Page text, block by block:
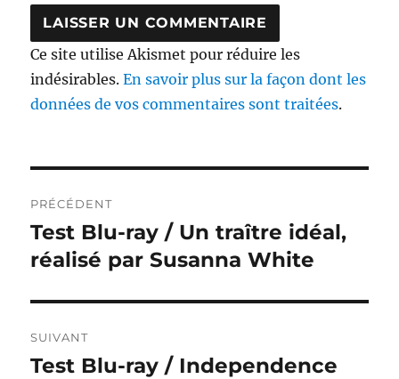
Ce site utilise Akismet pour réduire les
indésirables.En savoir plus sur la façon dont les
données de vos commentaires sont traitées.
de
l’article
PRÉCÉDENT
Publication
précédente :
Test Blu-ray / Un traître idéal,
réalisé par Susanna White
SUIVANT
Publication
Test Blu-ray / Independence